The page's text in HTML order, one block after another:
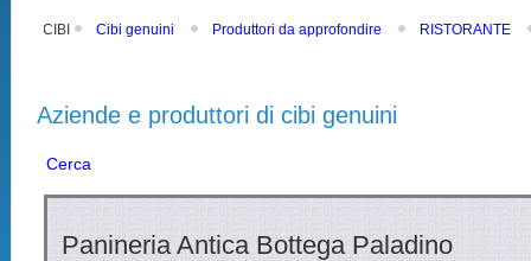
CIBI Cibi genuini Produttori da approfondire RISTORANTE
Aziende e produttori di cibi genuini
Cerca
Panineria Antica Bottega Paladino